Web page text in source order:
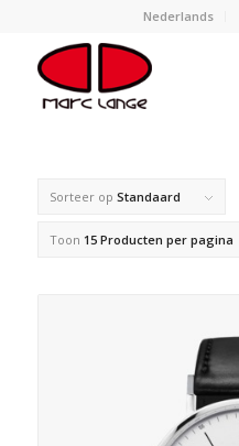
Nederlands
Sorteer op Standaard
Toon 15 Producten per pagina